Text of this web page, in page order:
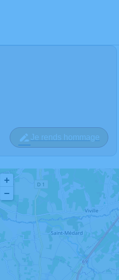
Je rends hommage
+
−